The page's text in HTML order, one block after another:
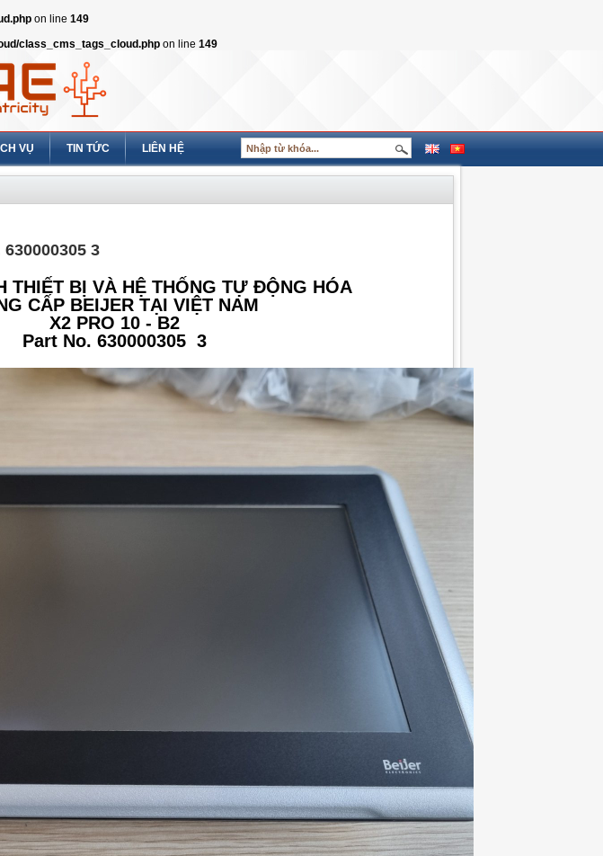
on line 149
class_cms_tags_cloud.php on line 149
VỤ TIN TỨC LIÊN HỆ
3
THIẾT BỊ VÀ HỆ THỐNG TỰ ĐỘNG HÓA
CẤP BEIJERTẠI VIỆT NAM
X2 PRO 10 - B2
Part No. 630000305 3